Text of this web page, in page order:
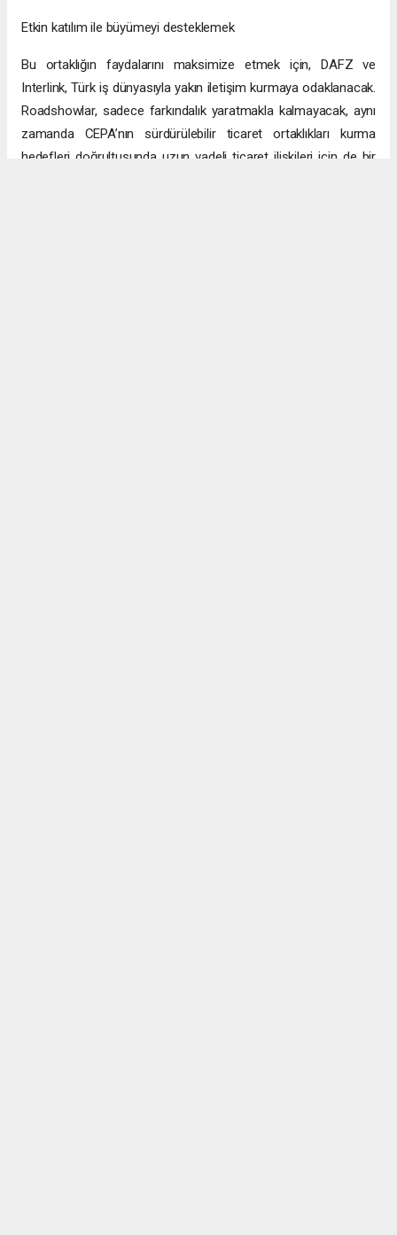
Etkin katılım ile büyümeyi desteklemek
Bu ortaklığın faydalarını maksimize etmek için, DAFZ ve
Interlink, Türk iş dünyasıyla yakın iletişim kurmaya odaklanacak.
Roadshowlar, sadece farkındalık yaratmakla kalmayacak, aynı
zamanda CEPA’nın sürdürülebilir ticaret ortaklıkları kurma
hedefleri doğrultusunda uzun vadeli ticaret ilişkileri için de bir